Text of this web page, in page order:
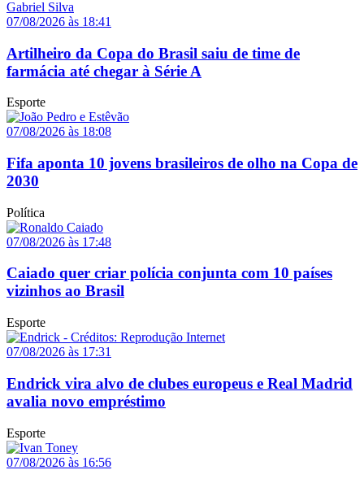
07/08/2026 às 18:41
Artilheiro da Copa do Brasil saiu de time de
farmácia até chegar à Série A
Esporte
07/08/2026 às 18:08
Fifa aponta 10 jovens brasileiros de olho na Copa de
2030
Política
07/08/2026 às 17:48
Caiado quer criar polícia conjunta com 10 países
vizinhos ao Brasil
Esporte
07/08/2026 às 17:31
Endrick vira alvo de clubes europeus e Real Madrid
avalia novo empréstimo
Esporte
07/08/2026 às 16:56